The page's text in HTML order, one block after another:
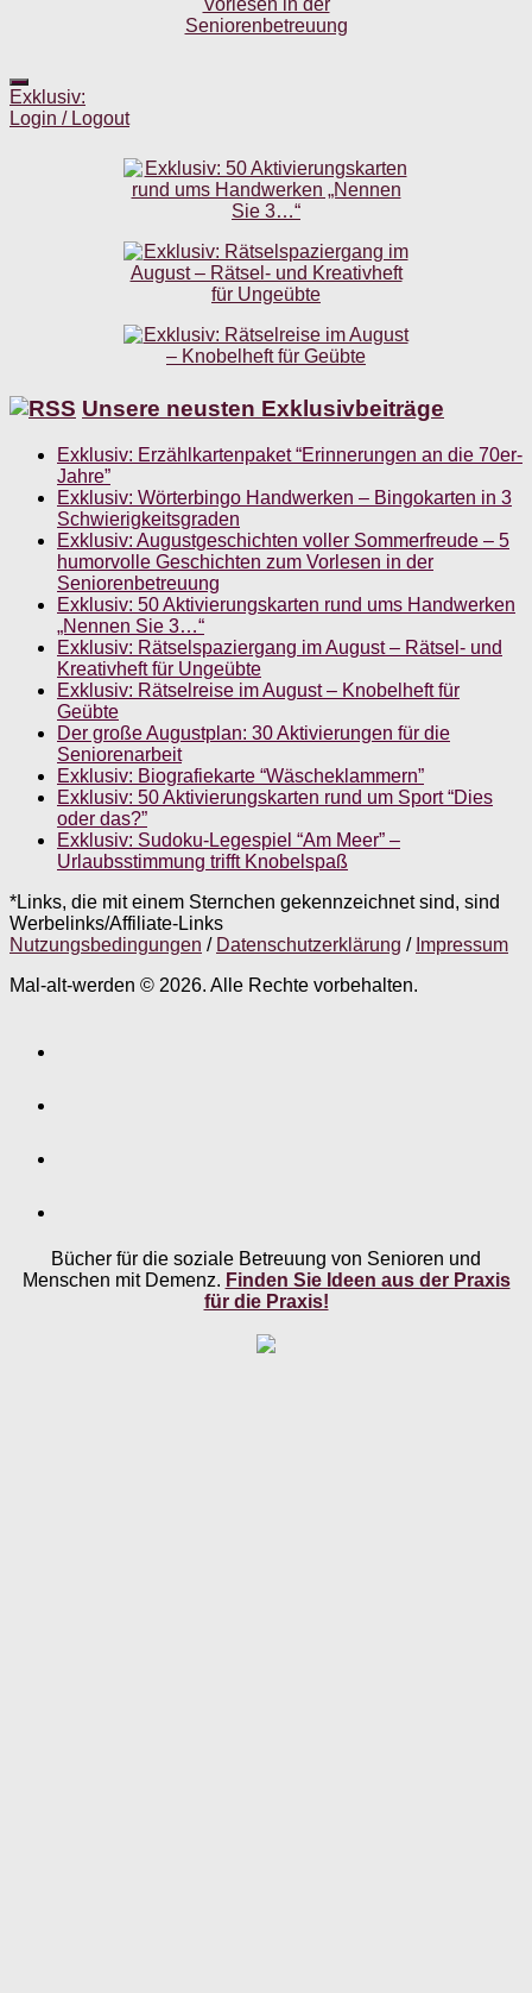
Exklusiv:
Login / Logout
Unsere neusten Exklusivbeiträge
Exklusiv: Erzählkartenpaket “Erinnerungen an die 70er-
Jahre”
Exklusiv: Wörterbingo Handwerken – Bingokarten in 3
Schwierigkeitsgraden
Exklusiv: Augustgeschichten voller Sommerfreude – 5
humorvolle Geschichten zum Vorlesen in der
Seniorenbetreuung
Exklusiv: 50 Aktivierungskarten rund ums Handwerken
„Nennen Sie 3…“
Exklusiv: Rätselspaziergang im August – Rätsel- und
Kreativheft für Ungeübte
Exklusiv: Rätselreise im August – Knobelheft für
Geübte
Der große Augustplan: 30 Aktivierungen für die
Seniorenarbeit
Exklusiv: Biografiekarte “Wäscheklammern”
Exklusiv: 50 Aktivierungskarten rund um Sport “Dies
oder das?”
Exklusiv: Sudoku-Legespiel “Am Meer” –
Urlaubsstimmung trifft Knobelspaß
*Links, die mit einem Sternchen gekennzeichnet sind, sind
Werbelinks/Affiliate-Links
Nutzungsbedingungen / Datenschutzerklärung / Impressum
Mal-alt-werden © 2026. Alle Rechte vorbehalten.
Bücher für die soziale Betreuung von Senioren und
Menschen mit Demenz. Finden Sie Ideen aus der Praxis
für die Praxis!